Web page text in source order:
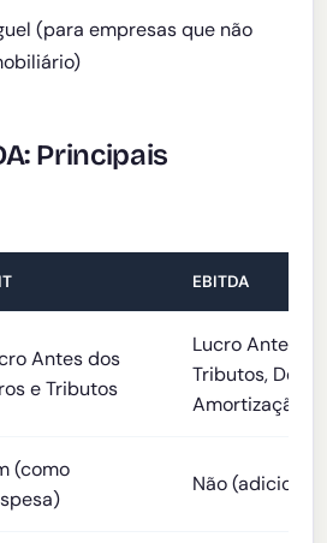
(para empresas que não
Principais
EBITDA
Antes dos
e Tributos
Lucro Antes
Tributos,
Amortização
(como
Não (adiciona